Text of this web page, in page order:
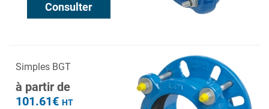
Consulter
Simples BGT
à partir de
101.61€ HT